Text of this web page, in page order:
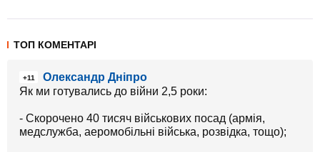
ТОП КОМЕНТАРІ
+11
Олександр Дніпро
Як ми готувались до війни 2,5 роки:
- Скорочено 40 тисяч військових посад (армія,
медслужба, аеромобільні вiйська, розвідка, тощо);